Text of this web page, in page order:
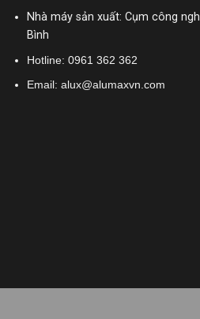
Nhà máy sản xuất: Cụm công
Bình
Hotline: 0961 362 362
Email: alux@alumaxvn.com